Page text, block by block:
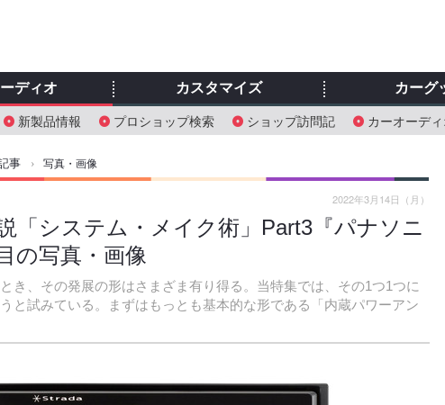
ディオ
新製品情報 プロショップ検索 ショップ訪問記 カーオーデ
カスタマイズ カーグ
事 › 写真・画像
「システム・メイク術」Part3『パナソニ
の写真・画像
き、その発展の形はさまざま有り得る。当特集では、その1つ1つに
と試みている。まずはもっとも基本的な形である「内蔵パワーアン
2022年3月14日（月）